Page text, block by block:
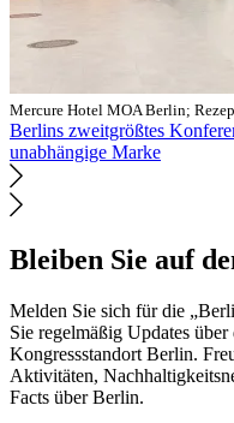
Mercure Hotel MOA Berlin;
Berlins zweitgrößtes
unabhängige Marke
Bleiben Sie auf
Melden Sie sich für die
Sie regelmäßig Updates
Kongressstandort Berlin.
Aktivitäten,
Facts über Berlin.